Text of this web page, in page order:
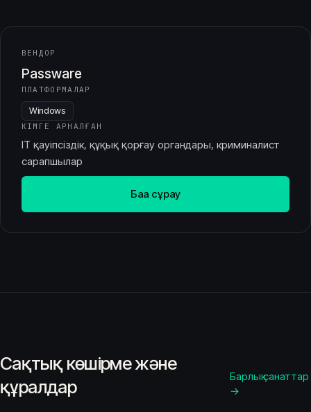
ВЕНДОР
Passware
ПЛАТФОРМАЛАР
Windows
КІМГЕ АРНАЛҒАН
IT қауіпсіздік, құқық қорғау органдары, криминалист
сарапшылар
Баға сұрау
Сақтық көшірме және
құралдар
Барлық санаттар
→